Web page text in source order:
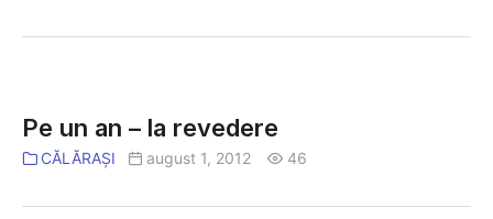
Mămăliga
să
explodeze
un
an
la
Pe un an – la revedere
CĂLĂRAȘI august 1, 2012 46